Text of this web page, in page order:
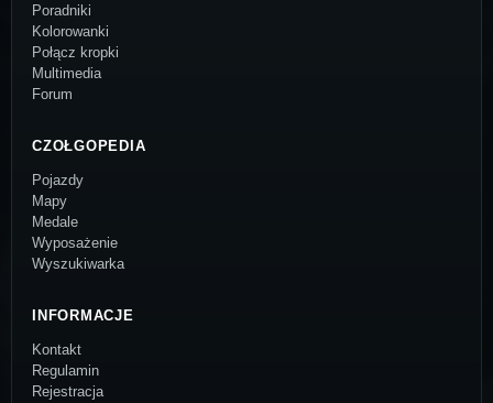
Poradniki
Kolorowanki
Połącz kropki
Multimedia
Forum
CZOŁGOPEDIA
Pojazdy
Mapy
Medale
Wyposażenie
Wyszukiwarka
INFORMACJE
Kontakt
Regulamin
Rejestracja